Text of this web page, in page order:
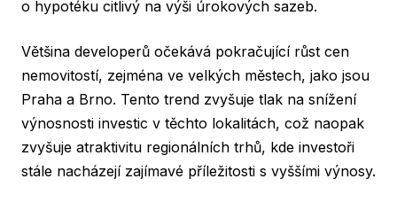
o hypotéku citlivý na výši úrokových sazeb.
Většina developerů očekává pokračující růst cen
nemovitostí, zejména ve velkých městech, jako jsou
Praha a Brno. Tento trend zvyšuje tlak na snížení
výnosnosti investic v těchto lokalitách, což naopak
zvyšuje atraktivitu regionálních trhů, kde investoři
stále nacházejí zajímavé příležitosti s vyššími výnosy.